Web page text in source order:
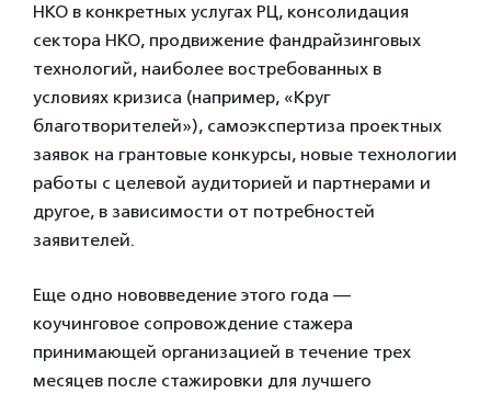
НКО в конкретных услугах РЦ, консолидация
сектора НКО, продвижение фандрайзинговых
технологий, наиболее востребованных в
условиях кризиса (например, «Круг
благотворителей»), самоэкспертиза проектных
заявок на грантовые конкурсы, новые технологии
работы с целевой аудиторией и партнерами и
другое, в зависимости от потребностей
заявителей.
Еще одно нововведение этого года —
коучинговое сопровождение стажера
принимающей организацией в течение трех
месяцев после стажировки для лучшего